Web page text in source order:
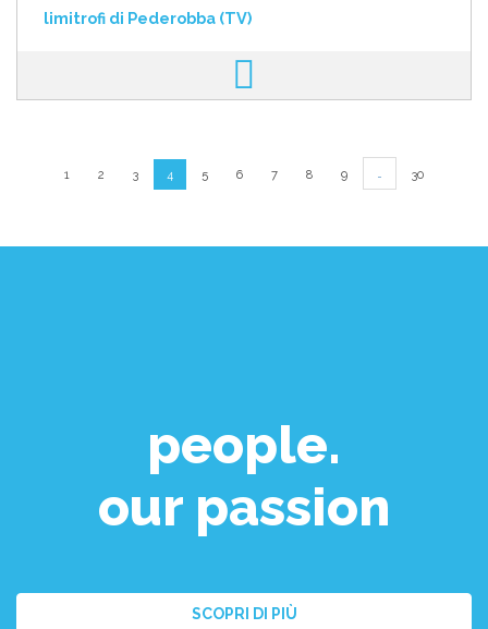
limitrofi di Pederobba (TV)
1 2 3 4 5 6 7 8 9 30
people.
our passion
SCOPRI DI PIÙ